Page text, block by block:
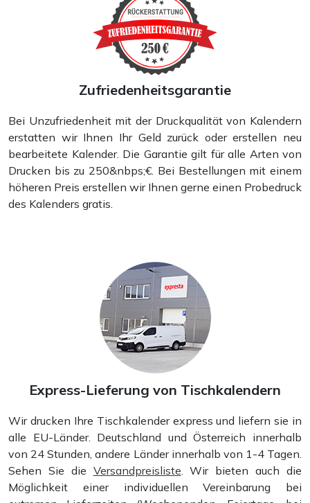
Bild auf Leinwand
Notizblöcke
Zufriedenheitsgarantie
Bei Unzufriedenheit mit der Druckqualität von Kalendern
erstatten wir Ihnen Ihr Geld zurück oder erstellen neu
bearbeitete Kalender. Die Garantie gilt für alle Arten von
Drucken bis zu 250&nbps;€. Bei Bestellungen mit einem
höheren Preis erstellen wir Ihnen gerne einen Probedruck
des Kalenders gratis.
Express-Lieferung von Tischkalendern
Wir drucken Ihre Tischkalender express und liefern sie in
alle EU-Länder. Deutschland und Österreich innerhalb
von 24 Stunden, andere Länder innerhalb von 1-4 Tagen.
Sehen Sie die Versandpreisliste . Wir bieten auch die
Möglichkeit einer individuellen Vereinbarung bei